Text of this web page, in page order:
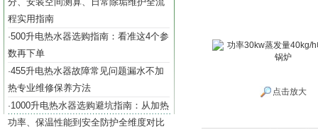
程实用指南
·500升电热水器选购指南：看准这4个参
数再下单
·455升电热水器故障常见问题漏水不加
热专业维修保养方法
·1000升电热水器选购避坑指南：从加热
功率、保温性能到安全防护全维度对比
点击放大